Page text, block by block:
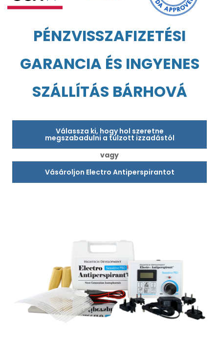
PÉNZVISSZAFIZETÉSI
GARANCIA ÉS INGYENES
SZÁLLÍTÁS BÁRHOVÁ
Válassza ki, hogy hol szeretne
megszabadulni a túlzott izzadástól
vagy
Vásároljon Electro Antiperspirantot